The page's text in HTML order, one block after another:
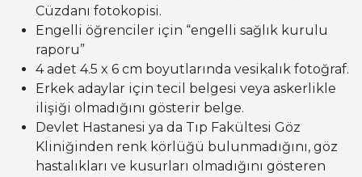
Cüzdanı fotokopisi.
Engelli öğrenciler için “engelli sağlık kurulu
raporu”
4 adet 4.5 x 6 cm boyutlarında vesikalık fotoğraf.
Erkek adaylar için tecil belgesi veya askerlikle
ilişiği olmadığını gösterir belge.
Devlet Hastanesi ya da Tıp Fakültesi Göz
Kliniğinden renk körlüğü bulunmadığını, göz
hastalıkları ve kusurları olmadığını gösteren